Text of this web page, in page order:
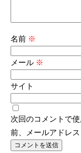
名前 ※
メール ※
サイト
次回のコメントで
前、メールアドレ